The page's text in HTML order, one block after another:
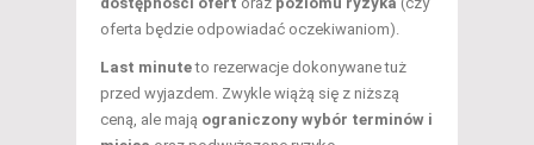
oferta będzie odpowiadać oczekiwaniom).
Last minuteto rezerwacje dokonywane tuż
przed wyjazdem. Zwykle wiążą się z niższą
ceną, ale mają ograniczony wybór terminów i